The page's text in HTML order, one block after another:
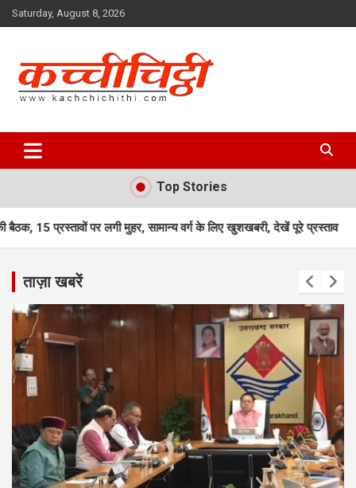
Skip
to
Saturday, August 8, 2026
Kachchichithi
Top Stories
मुहर, सामान्य वर्ग के लिए खुशखबरी, देखें पूरे प्रस्ताव उत्तराखंड में भीषण
ताज़ा खबरें